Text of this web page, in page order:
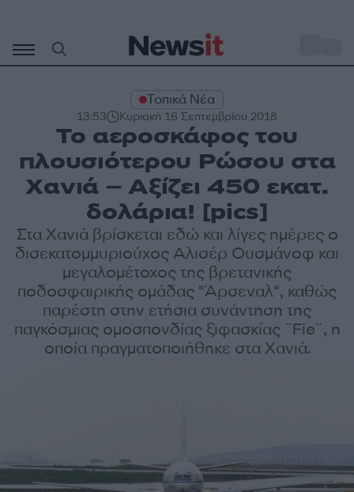
περιεχόμενο
Τοπικά Νέα
13:53 Κυριακή 16 Σεπτεμβρίου 2018
Το αεροσκάφος του
πλουσιότερου Ρώσου στα
Χανιά – Αξίζει 450 εκατ.
δολάρια! [pics]
Στα Χανιά βρίσκεται εδώ και λίγες ημέρες ο
δισεκατομμυριούχος Αλισέρ Ουσμάνοφ και
μεγαλομέτοχος της βρετανικής
ποδοσφαιρικής ομάδας "Άρσεναλ", καθώς
παρέστη στην ετήσια συνάντηση της
παγκόσμιας ομοσπονδίας ξιφασκίας ¨Fie¨, η
οποία πραγματοποιήθηκε στα Χανιά.